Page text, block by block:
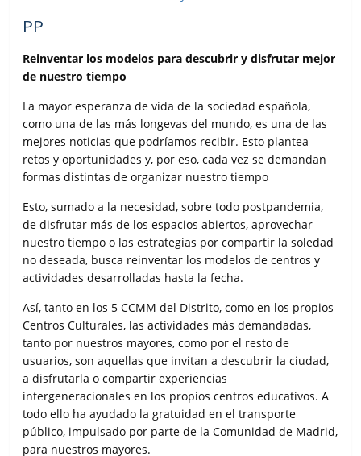
PP
Reinventar los modelos para descubrir y disfrutar mejor
de nuestro tiempo
La mayor esperanza de vida de la sociedad española,
como una de las más longevas del mundo, es una de las
mejores noticias que podríamos recibir. Esto plantea
retos y oportunidades y, por eso, cada vez se demandan
formas distintas de organizar nuestro tiempo
Esto, sumado a la necesidad, sobre todo postpandemia,
de disfrutar más de los espacios abiertos, aprovechar
nuestro tiempo o las estrategias por compartir la soledad
no deseada, busca reinventar los modelos de centros y
actividades desarrolladas hasta la fecha.
Así, tanto en los 5 CCMM del Distrito, como en los propios
Centros Culturales, las actividades más demandadas,
tanto por nuestros mayores, como por el resto de
usuarios, son aquellas que invitan a descubrir la ciudad,
a disfrutarla o compartir experiencias
intergeneracionales en los propios centros educativos. A
todo ello ha ayudado la gratuidad en el transporte
público, impulsado por parte de la Comunidad de Madrid,
para nuestros mayores.